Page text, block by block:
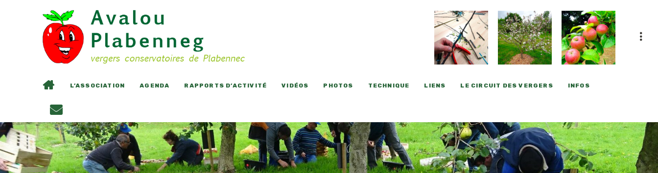
L’ASSOCIATION AGENDA RAPPORTS D’ACTIVITÉ VIDÉOS PHOTOS TECHNIQUE LIENS LE CIRCUIT DES VERGERS INFOS